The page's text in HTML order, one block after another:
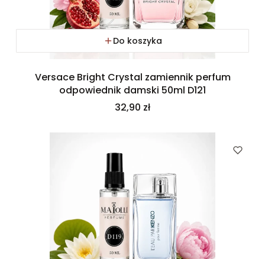
Do koszyka
Versace Bright Crystal zamiennik perfum
odpowiednik damski 50ml D121
Cena
32,90 zł